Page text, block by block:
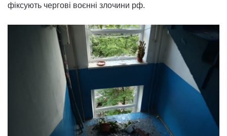
фіксують чергові воєнні злочини рф.